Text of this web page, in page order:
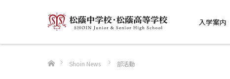
入学案内
ホーム
Shoin News
部活動